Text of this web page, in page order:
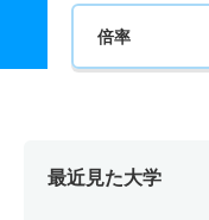
倍率
最近見た大学